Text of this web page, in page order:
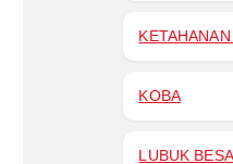
KOBA
LUBUK